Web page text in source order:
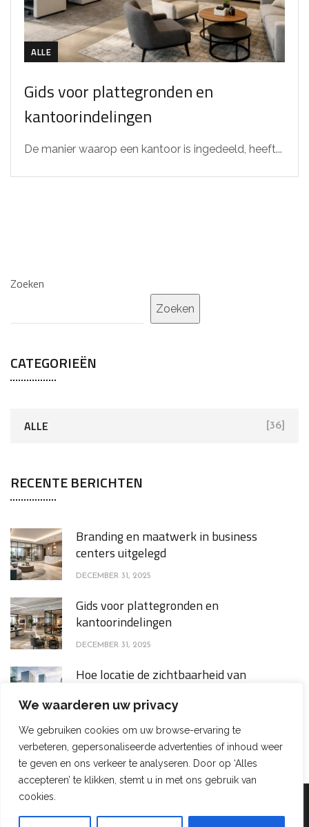
We waarderen uw privacy
We gebruiken cookies om uw browse-ervaring te
verbeteren, gepersonaliseerde advertenties of inhoud weer
te geven en ons verkeer te analyseren. Door op ‘Alles
accepteren’ te klikken, stemt u in met ons gebruik van
cookies.
ALLE
Gids voor plattegronden en
kantoorindelingen
De manier waarop een kantoor is ingedeeld, heeft...
Zoeken
Zoeken
CATEGORIEËN
ALLE [36]
RECENTE BERICHTEN
Branding en maatwerk in business
centers uitgelegd
DECEMBER 31, 2025
Gids voor plattegronden en
kantoorindelingen
DECEMBER 31, 2025
Hoe locatie de zichtbaarheid van
klantperceptie beïnvloedt
DECEMBER 16, 2025